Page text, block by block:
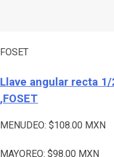
FOSET
Llave angular recta
,FOSET
MENUDEO: $108.00 MXN
MAYOREO: $98.00 MXN